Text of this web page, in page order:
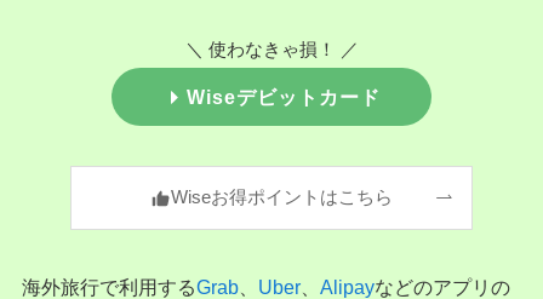
＼ 使わなきゃ損！ ／
Wiseデビットカード
Wiseお得ポイントはこちら
海外旅行で利用するGrab、 Uber、 Alipayなどのアプリの